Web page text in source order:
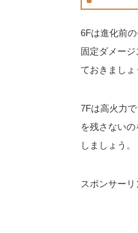
6Fは進化前
固定ダメー
ておきましょ
7Fは高火力
を残さない
しましょう。
スポンサーリ